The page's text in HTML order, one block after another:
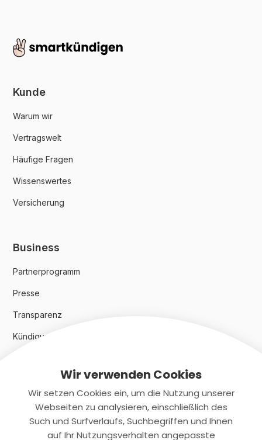
Kunde
Warum wir
Vertragswelt
Häufige Fragen
Wissenswertes
Versicherung
Business
Partnerprogramm
Presse
Transparenz
Kündigungsindex 2024
Rechtliches
Datenschutz
Wir verwenden Cookies
Wir setzen Cookies ein, um die Nutzung unserer
Webseiten zu analysieren, einschließlich des
Such und Surfverlaufs, Suchbegriffen und Ihnen
auf Ihr Nutzungsverhalten angepasste